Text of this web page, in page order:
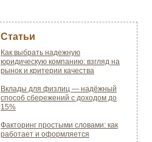
Статьи
Как выбрать надежную
юридическую компанию: взгляд на
рынок и критерии качества
Вклады для физлиц — надёжный
способ сбережений с доходом до
15%
Факторинг простыми словами: как
работает и оформляется